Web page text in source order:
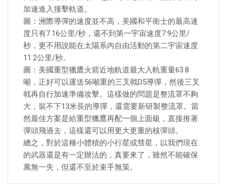
加速進入撞擊軌道。
圖：洲際導彈的速度並不高，美國和平衛士的最高速
度只有7.16公里/秒，還不到第一宇宙速度7.9公里/
秒，更不用說能在太陽系內自由活動的第二宇宙速度
11.2公里/秒。
圖：美國重型獵鷹火箭近地軌道最大入軌重量63.8
噸，正好可以運送56噸重的三叉戟D5導彈，然後三叉
戟再自行加速準備攻擊。這樣做的問題是整流罩不夠
大，裝不下13米長的導彈，還需要新研製整流罩。當
然最佳方案是給重型獵鷹再配一個上面級，直接推著
彈頭飛過去，這樣還可以用更大更重的核彈頭。
總之，對於這種小體積的小行星或彗星，以我們現在
的武器還是有一定辦法的，真要來了，雖然不能確保
萬無一失，但還不至於束手無策。